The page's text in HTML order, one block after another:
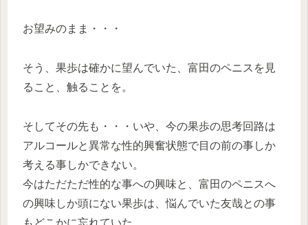
お望みのまま・・・
そう、果歩は確かに望んでいた、富田のペニスを見
ること、触ることを。
そしてその先も・・・いや、今の果歩の思考回路は
アルコールと異常な性的興奮状態で目の前の事しか
考える事しかできない。
今はただただ性的な事への興味と、富田のペニスへ
の興味しか頭にない果歩は、悩んでいた友哉との事
もどこかに忘れていた。